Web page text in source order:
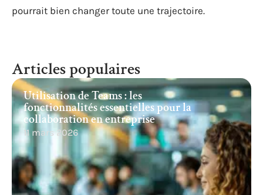
pourrait bien changer toute une trajectoire.
Articles populaires
Utilisation de Teams : les
fonctionnalités essentielles pour la
collaboration en entreprise
11 mars 2026